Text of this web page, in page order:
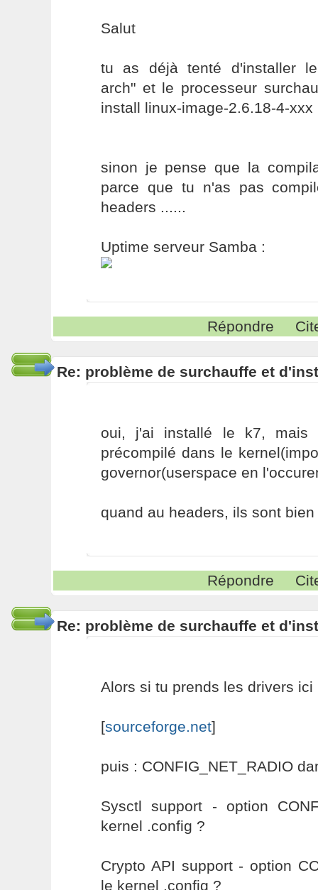
Salut
tu as déjà tenté d'installer
arch" et le processeur
install linux-image-2.6.18-4-xxx
sinon je pense que la
parce que tu n'as pas
headers ......
Uptime serveur Samba :
Répondre
Re: problème de surchauffe et
oui, j'ai installé le k7, mais
précompilé dans le
governor(userspace en
quand au headers, ils sont
Répondre
Re: problème de surchauffe et
Alors si tu prends les drivers ici
[sourceforge.net]
puis : CONFIG_NET_RADIO
Sysctl support - option
kernel .config ?
Crypto API support - option
le kernel .config ?